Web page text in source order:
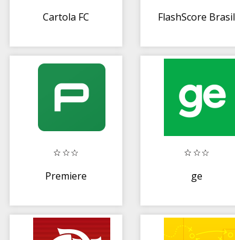
Cartola FC FlashScore Brasil
Premiere ge